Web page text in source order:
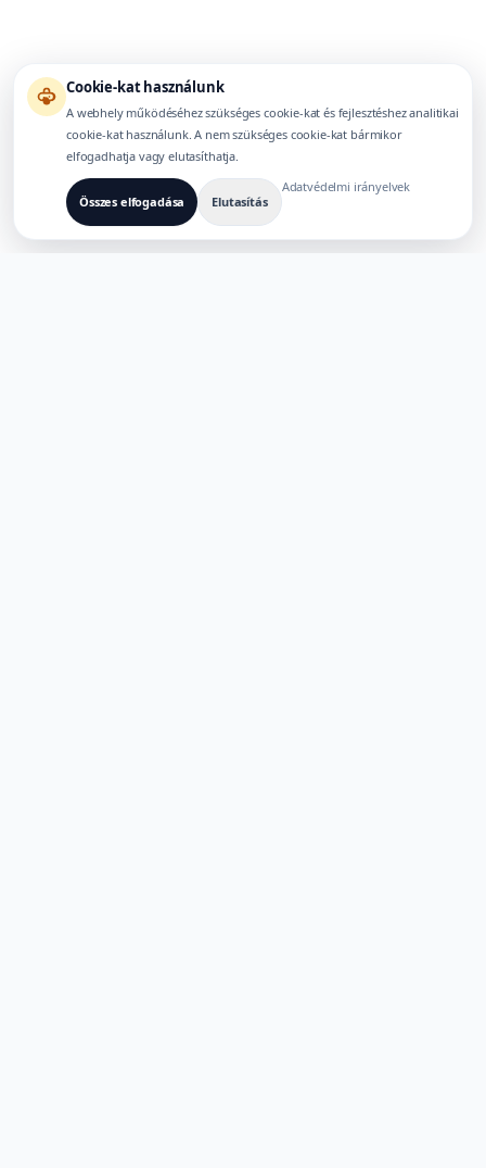
Cookie-kat használunk
A webhely működéséhez szükséges cookie-kat és fejlesztéshez analitikai
cookie-kat használunk. A nem szükséges cookie-kat bármikor
elfogadhatja vagy elutasíthatja.
Összes elfogadása Elutasítás
Adatvédelmi irányelvek